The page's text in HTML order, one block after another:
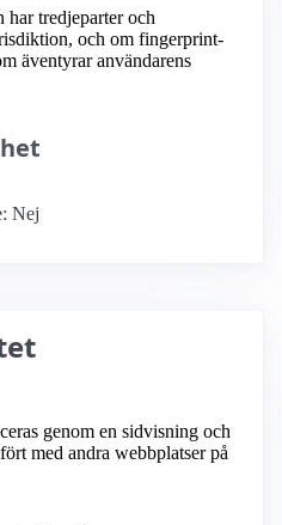
tredjeparter och
och om fingerprint-
äventyrar användarens
Nej
genom en sidvisning och
med andra webbplatser på